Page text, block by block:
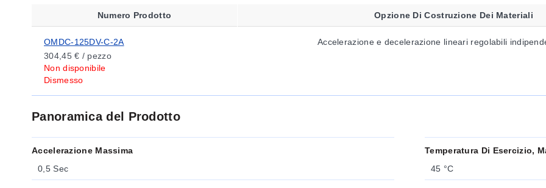
Numero Prodotto Opzione Di Costruzione Dei Materiali
OMDC-125DV-C-2A
304,45 € / pezzo
Non disponibile
Dismesso
Accelerazione e decelerazione lineari regolabili
Panoramica del Prodotto
Accelerazione Massima
0,5 Sec
Temperatura Di Esercizio,
45 °C